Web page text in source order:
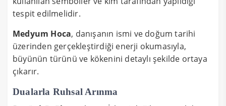
tespit edilmelidir.
Medyum Hoca, danışanın ismi ve doğum tarihi
üzerinden gerçekleştirdiği enerji okumasıyla,
büyünün türünü ve kökenini detaylı şekilde ortaya
çıkarır.
Dualarla Ruhsal Arınma